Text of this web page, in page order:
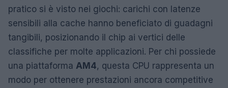
pratico si è visto nei giochi: carichi con latenze
sensibili alla cache hanno beneficiato di guadagni
tangibili, posizionando il chip ai vertici delle
classifiche per molte applicazioni. Per chi possiede
una piattaforma AM4, questa CPU rappresenta un
modo per ottenere prestazioni ancora competitive